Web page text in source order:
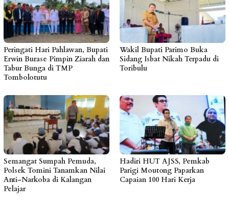
Peringati Hari Pahlawan, Bupati
Erwin Burase Pimpin Ziarah dan
Tabur Bunga di TMP
Tombolotutu
Wakil Bupati Parimo Buka
Sidang Isbat Nikah Terpadu di
Toribulu
Semangat Sumpah Pemuda,
Polsek Tomini Tanamkan Nilai
Anti-Narkoba di Kalangan
Pelajar
Hadiri HUT AJSS, Pemkab
Parigi Moutong Paparkan
Capaian 100 Hari Kerja